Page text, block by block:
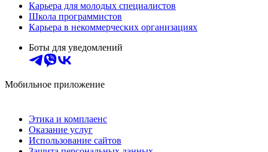
Карьера для молодых специалистов
Школа программистов
Карьера в некоммерческих организациях
Боты для уведомлений
Мобильное приложение
Этика и комплаенс
Оказание услуг
Использование сайтов